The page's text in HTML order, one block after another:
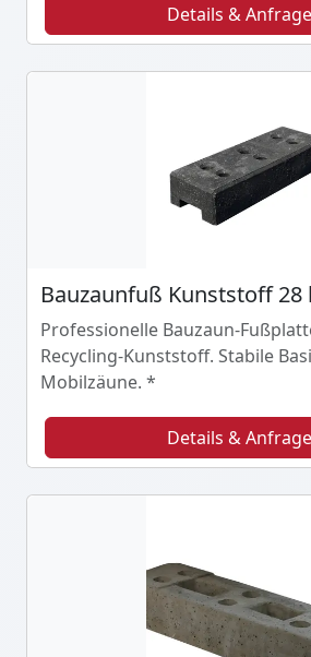
Details &
Bauzaunfuß Kunststoff 28
Professionelle Bauzaun-
Recycling-Kunststoff. Stabile
Mobilzäune. *
Details &